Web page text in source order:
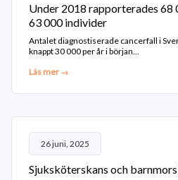
Under 2018 rapporterades 68
63 000 individer
Antalet diagnostiserade cancerfall i
knappt 30 000 per år i början...
Läs mer →
26 juni, 2025
Sjuksköterskans och